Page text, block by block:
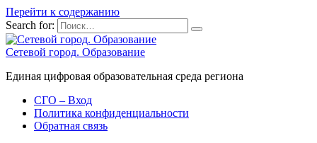
Перейти к содержанию
Search for:
Сетевой город. Образование
Единая цифровая образовательная среда региона
СГО – Вход
Политика конфиденциальности
Обратная связь